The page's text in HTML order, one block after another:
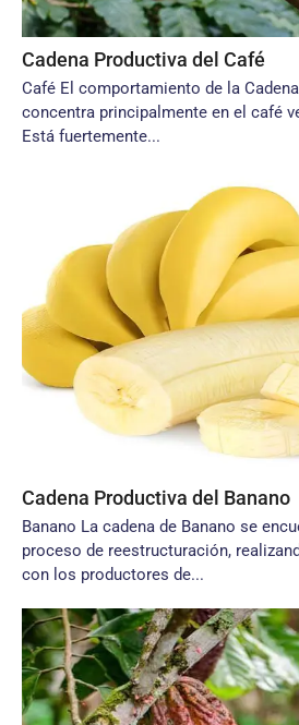
Cadena Productiva del Café
Café El comportamiento de la
concentra principalmente en el café
Está fuertemente...
Cadena Productiva del Banano
Banano La cadena de Banano se
proceso de reestructuración,
con los productores de...